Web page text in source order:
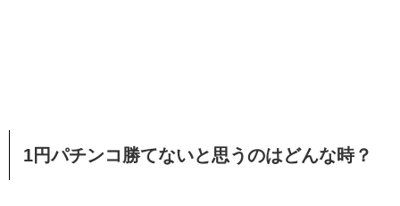
1円パチンコ勝てないと思うのはどんな時？